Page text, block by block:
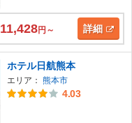
11,428円～ 詳細
ホテル日航熊本
エリア： 熊本市
4.03